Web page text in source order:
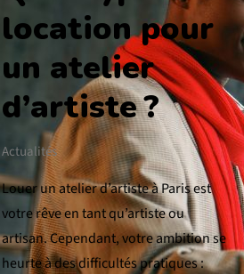
location pour
un atelier
d’artiste ?
Actualités
Louer un atelier d’artiste à Paris est
votre rêve en tant qu’artiste ou
artisan. Cependant, votre ambition se
heurte à des difficultés pratiques :